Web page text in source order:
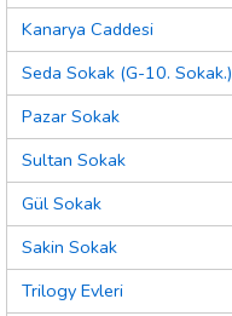
Kanarya Caddesi
Seda Sokak (G-10. Sokak.)
Pazar Sokak
Sultan Sokak
Gül Sokak
Sakin Sokak
Trilogy Evleri